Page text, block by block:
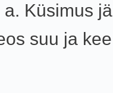
Küsimus
suu ja